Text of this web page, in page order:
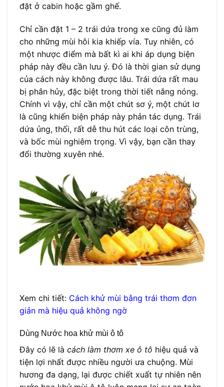
đặt ở cabin hoặc gầm ghế.
Chỉ cần đặt 1 – 2 trái dứa trong xe cũng đủ làm
cho những mùi hôi kia khiếp vía. Tuy nhiên, có
một nhược điểm mà bất kì ai khi áp dụng biện
pháp này đều cần lưu ý. Đó là thời gian sử dụng
của cách này không được lâu. Trái dứa rất mau
bị phân hủy, đặc biệt trong thời tiết nắng nóng.
Chính vì vậy, chỉ cần một chút sơ ý, một chút lơ
là cũng khiến biện pháp này phản tác dụng. Trái
dứa ủng, thối, rất dễ thu hút các loại côn trùng,
và bốc mùi nghiêm trọng. Vì vậy, bạn cần thay
đổi thường xuyên nhé.
Xem chi tiết: Cách khử mùi bằng trái thơm đơn
giản mà hiệu quả không ngờ
Dùng Nước hoa khử mùi ô tô
Đây có lẽ là cách làm thơm xe ô tô hiệu quả và
tiện lợi nhất được nhiều người ưa chuộng. Mùi
hương đa dạng, lại được chiết xuất tự nhiên nên